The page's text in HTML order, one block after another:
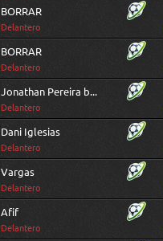
BORRAR
Delantero
BORRAR
Delantero
Jonathan Pereira borrar
Delantero
Dani Iglesias
Delantero
Vargas
Delantero
Afif
Delantero